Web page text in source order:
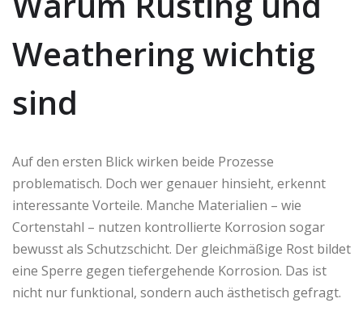
Weathering wichtig
sind
Auf den ersten Blick wirken beide Prozesse
problematisch. Doch wer genauer hinsieht, erkennt
interessante Vorteile. Manche Materialien – wie
Cortenstahl – nutzen kontrollierte Korrosion sogar
bewusst als Schutzschicht. Der gleichmäßige Rost bildet
eine Sperre gegen tiefergehende Korrosion. Das ist
nicht nur funktional, sondern auch ästhetisch gefragt.